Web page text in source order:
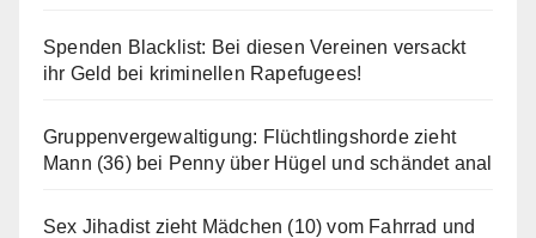
Spenden Blacklist: Bei diesen Vereinen versackt
ihr Geld bei kriminellen Rapefugees!
Gruppenvergewaltigung: Flüchtlingshorde zieht
Mann (36) bei Penny über Hügel und schändet anal
Sex Jihadist zieht Mädchen (10) vom Fahrrad und